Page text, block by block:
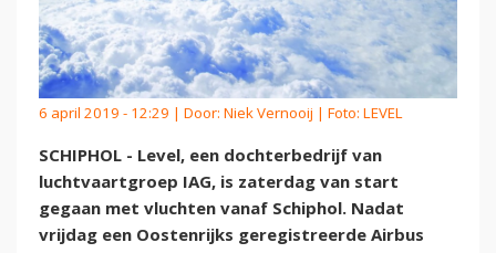
6 april 2019 - 12:29 | Door: Niek Vernooij | Foto: LEVEL
SCHIPHOL - Level, een dochterbedrijf van
luchtvaartgroep IAG, is zaterdag van start
gegaan met vluchten vanaf Schiphol. Nadat
vrijdag een Oostenrijks geregistreerde Airbus